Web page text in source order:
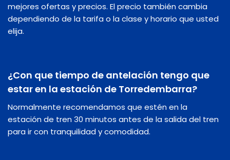
mejores ofertas y precios. El precio también cambia
dependiendo de la tarifa o la clase y horario que usted
elija.
¿Con que tiempo de antelación tengo que
estar en la estación de Torredembarra?
Normalmente recomendamos que estén en la
estación de tren 30 minutos antes de la salida del tren
para ir con tranquilidad y comodidad.